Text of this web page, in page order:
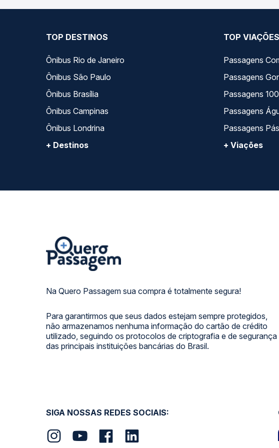
TOP DESTINOS
Ônibus Rio de Janeiro
Ônibus São Paulo
Ônibus Brasília
Ônibus Campinas
Ônibus Londrina
+ Destinos
TOP VIAÇÕES
Passagens
Passagens
Passagens
Passagens
Passagens
+ Viações
Na Quero Passagem sua compra é totalmente segura!
Para garantirmos que seus dados estejam sempre protegidos,
não armazenamos nenhuma informação do cartão de crédito
utilizado, seguindo os protocolos de criptografia e de segurança
das principais instituições bancárias do Brasil.
SIGA NOSSAS REDES SOCIAIS: